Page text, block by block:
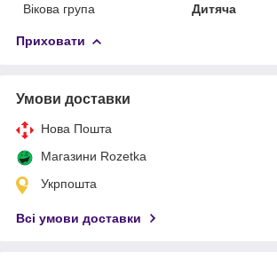
Вікова група
Дитяча
Приховати
Умови доставки
Нова Пошта
Магазини Rozetka
Укрпошта
Всі умови доставки